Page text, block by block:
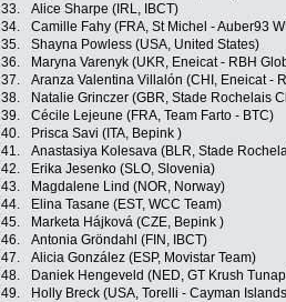
33.
Alice Sharpe (IRL, IBCT)
34.
Camille Fahy (FRA, St Michel - Auber93
35.
Shayna Powless (USA, United States)
36.
Maryna Varenyk (UKR, Eneicat - RBH
37.
Aranza Valentina Villalón (CHI, Eneicat -
38.
Natalie Grinczer (GBR, Stade Rochelais
39.
Cécile Lejeune (FRA, Team Farto - BTC)
40.
Prisca Savi (ITA, Bepink )
41.
Anastasiya Kolesava (BLR, Stade
42.
Erika Jesenko (SLO, Slovenia)
43.
Magdalene Lind (NOR, Norway)
44.
Elina Tasane (EST, WCC Team)
45.
Marketa Hájková (CZE, Bepink )
46.
Antonia Gröndahl (FIN, IBCT)
47.
Alicia González (ESP, Movistar Team)
48.
Daniek Hengeveld (NED, GT Krush
49.
Holly Breck (USA, Torelli - Cayman